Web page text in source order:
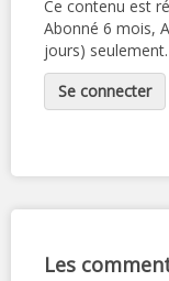
Ce contenu est
Abonné 6 mois,
jours) seulement.
Se connecter
Les